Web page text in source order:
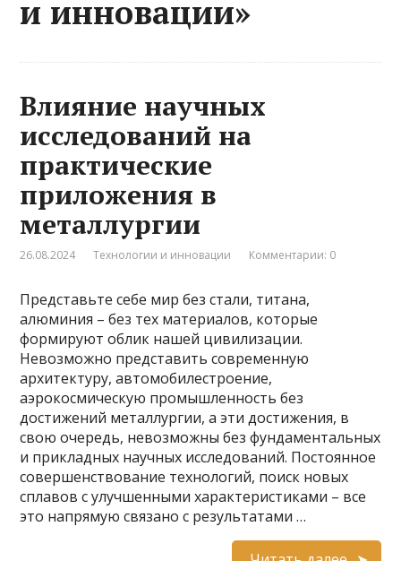
и инновации»
Влияние научных
исследований на
практические
приложения в
металлургии
26.08.2024 Технологии и инновации Комментарии: 0
Представьте себе мир без стали, титана,
алюминия – без тех материалов, которые
формируют облик нашей цивилизации.
Невозможно представить современную
архитектуру, автомобилестроение,
аэрокосмическую промышленность без
достижений металлургии, а эти достижения, в
свою очередь, невозможны без фундаментальных
и прикладных научных исследований. Постоянное
совершенствование технологий, поиск новых
сплавов с улучшенными характеристиками – все
это напрямую связано с результатами …